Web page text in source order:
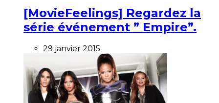
[MovieFeelings] Regardez la
série événement ” Empire”.
29 janvier 2015